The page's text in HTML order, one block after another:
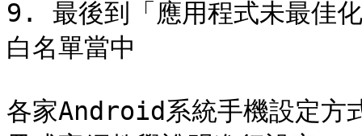
9. 最後到「應用程式未最佳
白名單當中
各家Android系統手機設定方